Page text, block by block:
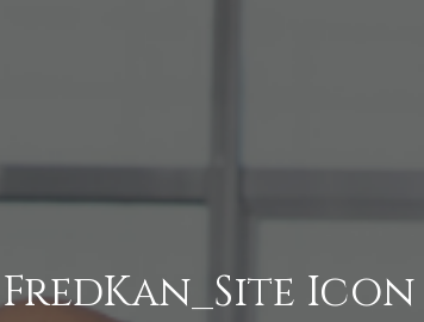
FredKan_Site Icon